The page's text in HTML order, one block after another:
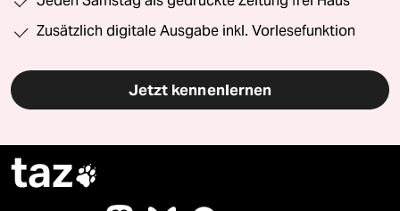
Zusätzlich digitale Ausgabe inkl. Vorlesefunktion
Jetzt kennenlernen
taz